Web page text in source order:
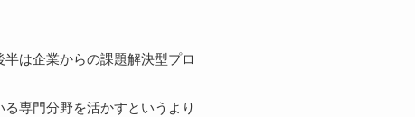
は企業からの課題解決型プロ
専門分野を活かすというより